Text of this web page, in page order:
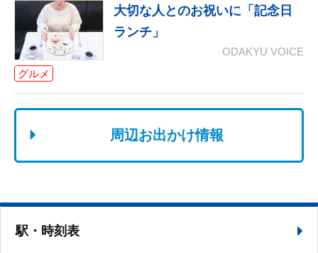
グルメ
大切な人とのお祝いに「記念日
ランチ」
ODAKYU VOICE
周辺お出かけ情報
駅・時刻表